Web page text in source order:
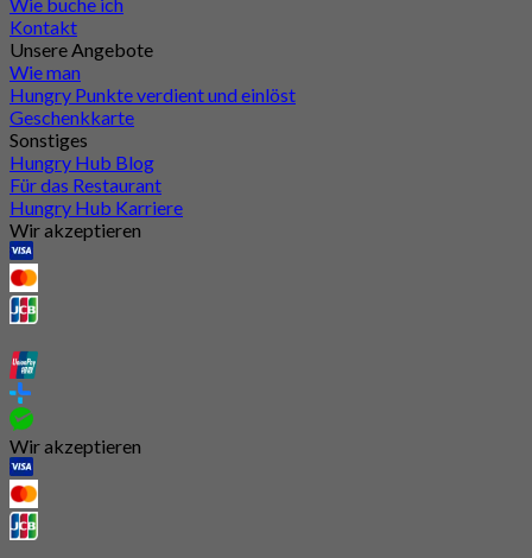
Kontakt
Unsere Angebote
Wie man
Hungry Punkte verdient und einlöst
Geschenkkarte
Sonstiges
Hungry Hub Blog
Für das Restaurant
Hungry Hub Karriere
Wir akzeptieren
Wir akzeptieren